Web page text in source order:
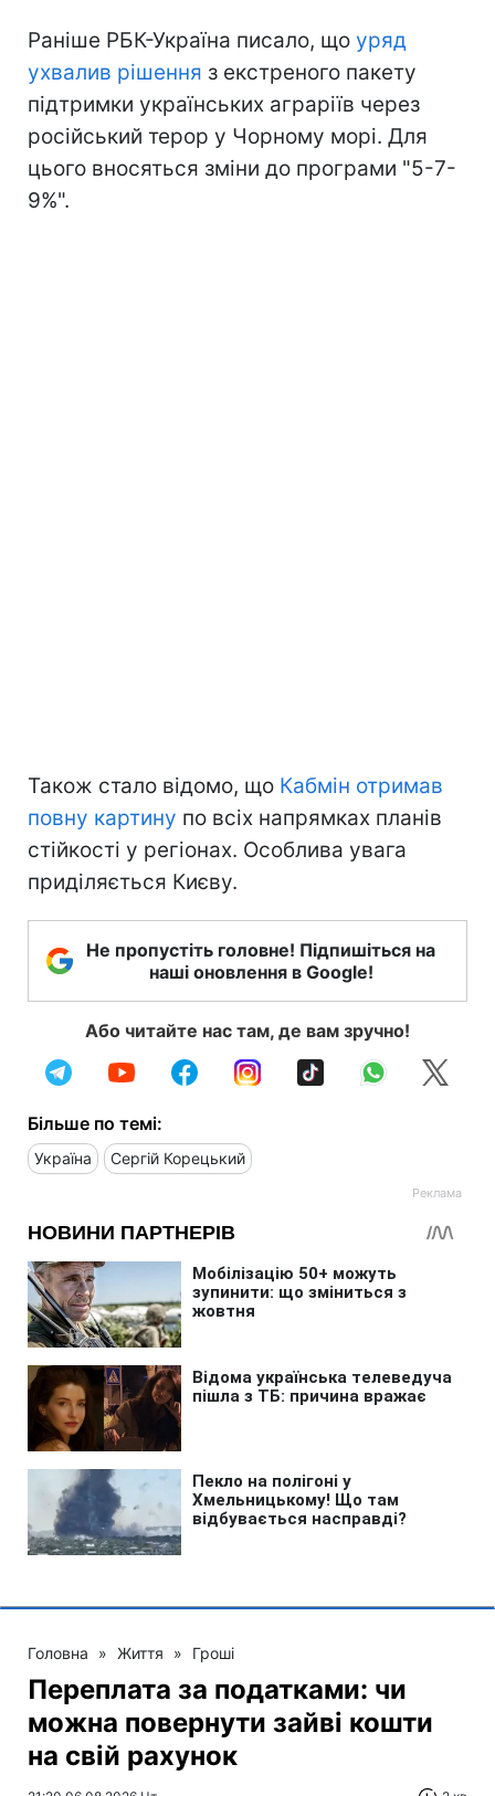
Раніше РБК-Україна писало, що уряд
ухвалив рішення з екстреного пакету
підтримки українських аграріїв через
російський терор у Чорному морі. Для
цього вносяться зміни до програми "5-7-
9%".
Також стало відомо, що Кабмін отримав
повну картину по всіх напрямках планів
стійкості у регіонах. Особлива увага
приділяється Києву.
Не пропустіть головне! Підпишіться на
наші оновлення в Google!
Або читайте нас там, де вам зручно!
Більше по темі:
Україна Сергій Корецький
Головна » Життя » Гроші
Переплата за податками: чи
можна повернути зайві кошти
на свій рахунок